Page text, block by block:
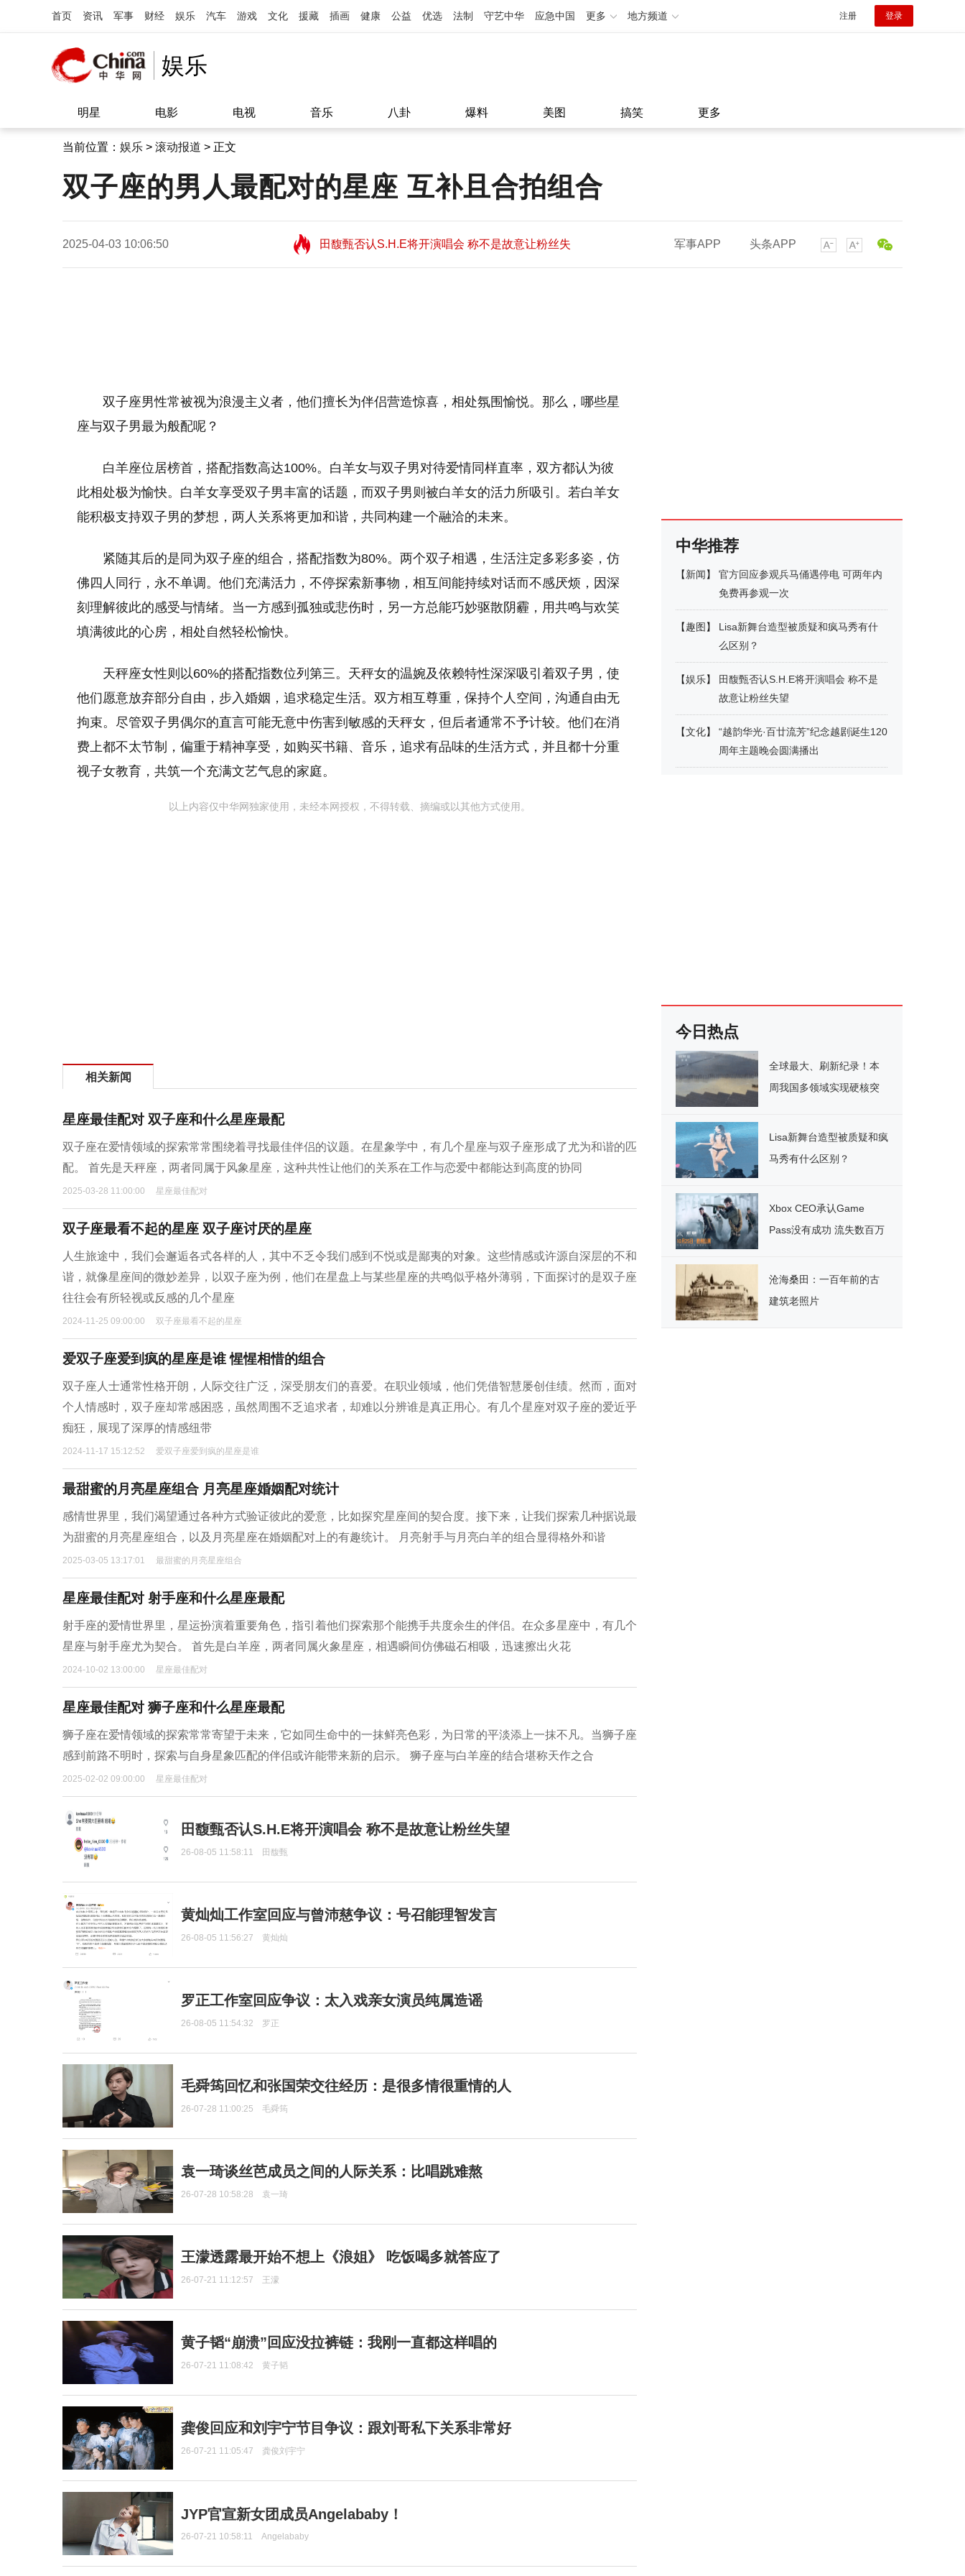
首页 资讯 军事 财经 娱乐 汽车 游戏 文化 援藏 插画 健康 公益 优选 法制 守艺中华 应急中国 更多 地方频道 注册 登录
娱乐
明星 电影 电视 音乐 八卦 爆料 美图 搞笑 更多
当前位置： 娱乐 > 滚动报道 > 正文
双子座的男人最配对的星座 互补且合拍组合
2025-04-03 10:06:50
田馥甄否认S.H.E将开演唱会 称不是故意让粉丝失
望11:08
田馥甄否认S.H.E将开演唱会 称不是故意让粉丝失
望11:08
军事APP 头条APP
双子座男性常被视为浪漫主义者，他们擅长为伴侣营造惊喜，相处氛围愉悦。那么，哪些星
座与双子男最为般配呢？
白羊座位居榜首，搭配指数高达100%。白羊女与双子男对待爱情同样直率，双方都认为彼
此相处极为愉快。白羊女享受双子男丰富的话题，而双子男则被白羊女的活力所吸引。若白羊女
能积极支持双子男的梦想，两人关系将更加和谐，共同构建一个融洽的未来。
紧随其后的是同为双子座的组合，搭配指数为80%。两个双子相遇，生活注定多彩多姿，仿
佛四人同行，永不单调。他们充满活力，不停探索新事物，相互间能持续对话而不感厌烦，因深
刻理解彼此的感受与情绪。当一方感到孤独或悲伤时，另一方总能巧妙驱散阴霾，用共鸣与欢笑
填满彼此的心房，相处自然轻松愉快。
天秤座女性则以60%的搭配指数位列第三。天秤女的温婉及依赖特性深深吸引着双子男，使
他们愿意放弃部分自由，步入婚姻，追求稳定生活。双方相互尊重，保持个人空间，沟通自由无
拘束。尽管双子男偶尔的直言可能无意中伤害到敏感的天秤女，但后者通常不予计较。他们在消
费上都不太节制，偏重于精神享受，如购买书籍、音乐，追求有品味的生活方式，并且都十分重
视子女教育，共筑一个充满文艺气息的家庭。
以上内容仅中华网独家使用，未经本网授权，不得转载、摘编或以其他方式使用。
相关新闻
星座最佳配对 双子座和什么星座最配
双子座在爱情领域的探索常常围绕着寻找最佳伴侣的议题。在星象学中，有几个星座与双子座形成了尤为和谐的匹
配。 首先是天秤座，两者同属于风象星座，这种共性让他们的关系在工作与恋爱中都能达到高度的协同
2025-03-28 11:00:00 星座最佳配对
双子座最看不起的星座 双子座讨厌的星座
人生旅途中，我们会邂逅各式各样的人，其中不乏令我们感到不悦或是鄙夷的对象。这些情感或许源自深层的不和
谐，就像星座间的微妙差异，以双子座为例，他们在星盘上与某些星座的共鸣似乎格外薄弱，下面探讨的是双子座
往往会有所轻视或反感的几个星座
2024-11-25 09:00:00 双子座最看不起的星座
爱双子座爱到疯的星座是谁 惺惺相惜的组合
双子座人士通常性格开朗，人际交往广泛，深受朋友们的喜爱。在职业领域，他们凭借智慧屡创佳绩。然而，面对
个人情感时，双子座却常感困惑，虽然周围不乏追求者，却难以分辨谁是真正用心。有几个星座对双子座的爱近乎
痴狂，展现了深厚的情感纽带
2024-11-17 15:12:52 爱双子座爱到疯的星座是谁
最甜蜜的月亮星座组合 月亮星座婚姻配对统计
感情世界里，我们渴望通过各种方式验证彼此的爱意，比如探究星座间的契合度。接下来，让我们探索几种据说最
为甜蜜的月亮星座组合，以及月亮星座在婚姻配对上的有趣统计。 月亮射手与月亮白羊的组合显得格外和谐
2025-03-05 13:17:01 最甜蜜的月亮星座组合
星座最佳配对 射手座和什么星座最配
射手座的爱情世界里，星运扮演着重要角色，指引着他们探索那个能携手共度余生的伴侣。在众多星座中，有几个
星座与射手座尤为契合。 首先是白羊座，两者同属火象星座，相遇瞬间仿佛磁石相吸，迅速擦出火花
2024-10-02 13:00:00 星座最佳配对
星座最佳配对 狮子座和什么星座最配
狮子座在爱情领域的探索常常寄望于未来，它如同生命中的一抹鲜亮色彩，为日常的平淡添上一抹不凡。当狮子座
感到前路不明时，探索与自身星象匹配的伴侣或许能带来新的启示。 狮子座与白羊座的结合堪称天作之合
2025-02-02 09:00:00 星座最佳配对
田馥甄否认S.H.E将开演唱会 称不是故意让粉丝失望
26-08-05 11:58:11 田馥甄
黄灿灿工作室回应与曾沛慈争议：号召能理智发言
26-08-05 11:56:27 黄灿灿
罗正工作室回应争议：太入戏亲女演员纯属造谣
26-08-05 11:54:32 罗正
毛舜筠回忆和张国荣交往经历：是很多情很重情的人
26-07-28 11:00:25 毛舜筠
袁一琦谈丝芭成员之间的人际关系：比唱跳难熬
26-07-28 10:58:28 袁一琦
王濛透露最开始不想上《浪姐》 吃饭喝多就答应了
26-07-21 11:12:57 王濛
黄子韬“崩溃”回应没拉裤链：我刚一直都这样唱的
26-07-21 11:08:42 黄子韬
龚俊回应和刘宇宁节目争议：跟刘哥私下关系非常好
26-07-21 11:05:47 龚俊刘宇宁
JYP官宣新女团成员Angelababy！
26-07-21 10:58:11 Angelababy
中华推荐
【新闻】
官方回应参观兵马俑遇停电 可两年内
免费再参观一次
【趣图 】
Lisa新舞台造型被质疑和疯马秀有什
么区别？
【娱乐】
田馥甄否认S.H.E将开演唱会 称不是
故意让粉丝失望
【文化】
“越韵华光·百廿流芳”纪念越剧诞生120
周年主题晚会圆满播出
今日热点
全球最大、刷新纪录！本
周我国多领域实现硬核突
Lisa新舞台造型被质疑和疯
马秀有什么区别？
Xbox CEO承认Game
Pass没有成功 流失数百万
沧海桑田：一百年前的古
建筑老照片